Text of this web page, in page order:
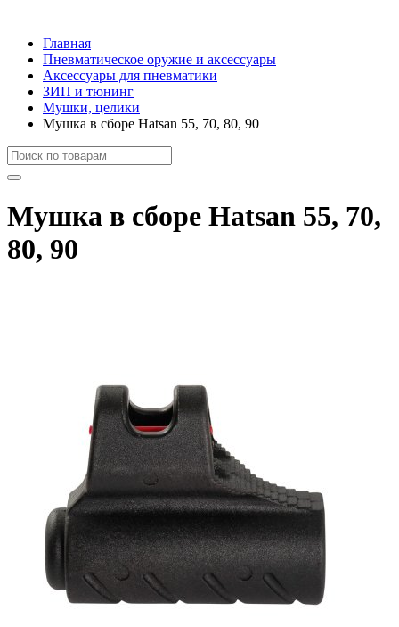
Главная
Пневматическое оружие и аксессуары
Аксессуары для пневматики
ЗИП и тюнинг
Мушки, целики
Мушка в сборе Hatsan 55, 70, 80, 90
Мушка в сборе Hatsan 55, 70,
80, 90